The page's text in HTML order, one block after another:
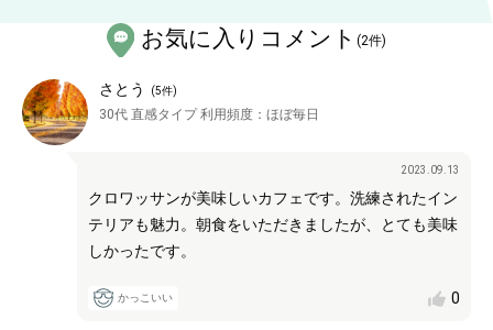
お気に入りコメント (2件)
さとう (5件)
30代 直感タイプ利用頻度： ほぼ毎日
2023.09.13
クロワッサンが美味しいカフェです。洗練されたイン
テリアも魅力。朝食をいただきましたが、とても美味
しかったです。
かっこいい 0